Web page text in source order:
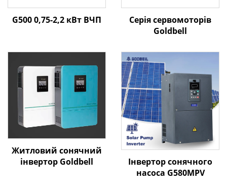
G500 0,75-2,2 кВт ВЧП
Серія сервомоторів
Goldbell
Житловий сонячний
інвертор Goldbell
Інвертор сонячного
насоса G580MPV